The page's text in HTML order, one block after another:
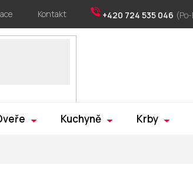
+420 724 535 046
Kontakt
Kuchyně Krby